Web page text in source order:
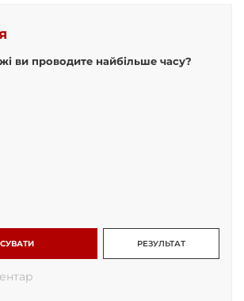
ви проводите найбільше часу?
РЕЗУЛЬТАТ